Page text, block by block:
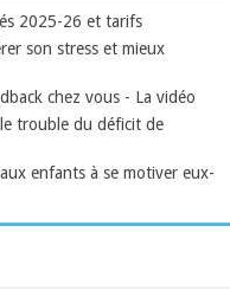
2025-26 et tarifs
son stress et mieux
chez vous - La vidéo
trouble du déficit de
enfants à se motiver eux-